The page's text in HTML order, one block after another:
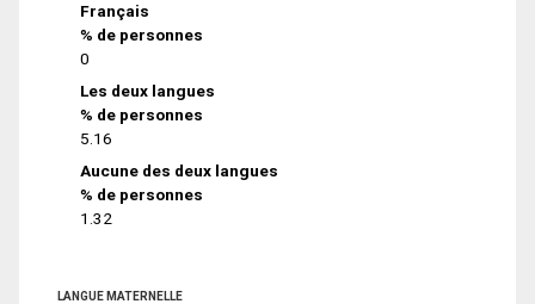
Français
% de personnes
0
Les deux langues
% de personnes
5.16
Aucune des deux langues
% de personnes
1.32
LANGUE MATERNELLE